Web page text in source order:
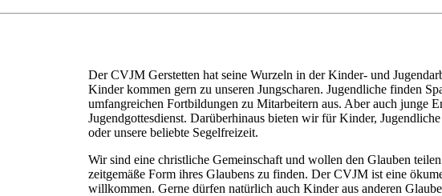
Der CVJM Gerstetten hat seine Wurzeln in der Kinder- und
Kinder kommen gern zu unseren Jungscharen. Jugendliche finden
umfangreichen Fortbildungen zu Mitarbeitern aus. Aber auch junge
Jugendgottesdienst. Darüberhinaus bieten wir für Kinder,
oder unsere beliebte Segelfreizeit.
Wir sind eine christliche Gemeinschaft und wollen den Glauben
zeitgemäße Form ihres Glaubens zu finden. Der CVJM ist eine
willkommen. Gerne dürfen natürlich auch Kinder aus anderen